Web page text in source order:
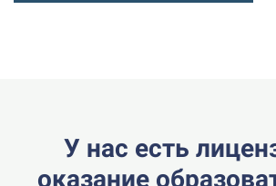
У нас есть
оказание